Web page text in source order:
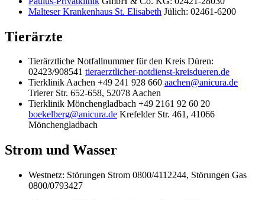
Malteser Krankenhaus St. Elisabeth Jülich: 02461-6200
Tierärzte
Tierärztliche Notfallnummer für den Kreis Düren:
02423/908541 tieraerztlicher-notdienst-kreisdueren.de
Tierklinik Aachen +49 241 928 660 aachen@anicura.de
Trierer Str. 652-658, 52078 Aachen
Tierklinik Mönchengladbach +49 2161 92 60 20
boekelberg@anicura.de Krefelder Str. 461, 41066
Mönchengladbach
Strom und Wasser
Westnetz: Störungen Strom 0800/4112244, Störungen Gas
0800/0793427